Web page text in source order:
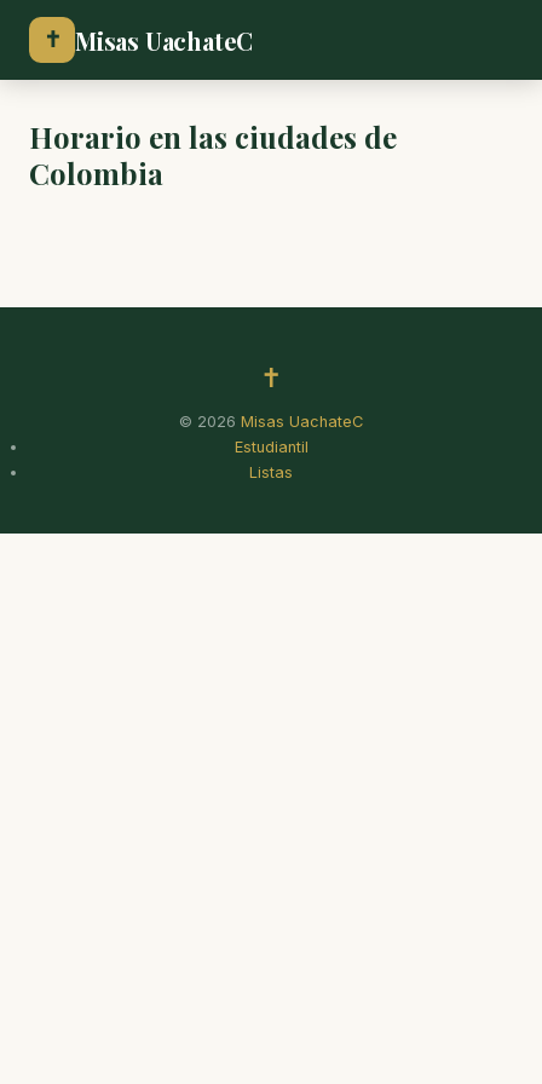
✝ Misas UachateC
Horario en las ciudades de
Colombia
✝
© 2026 Misas UachateC
Estudiantil
Listas